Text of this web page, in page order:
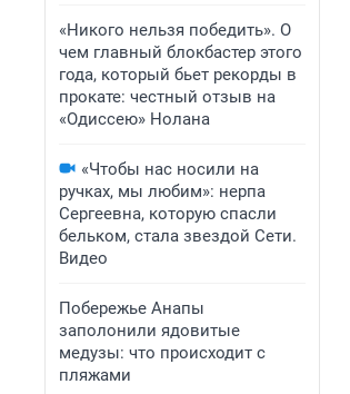
«Никого нельзя победить». О
чем главный блокбастер этого
года, который бьет рекорды в
прокате: честный отзыв на
«Одиссею» Нолана
«Чтобы нас носили на
ручках, мы любим»: нерпа
Сергеевна, которую спасли
бельком, стала звездой Сети.
Видео
Побережье Анапы
заполонили ядовитые
медузы: что происходит с
пляжами